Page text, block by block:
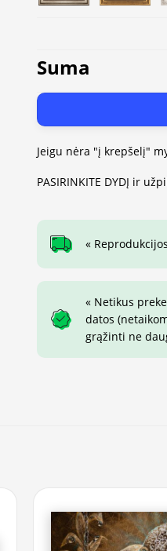
Suma
Jeigu nėra "į krepšelį"
PASIRINKITE DYDĮ ir
«
« Netikus
datos
grąžinti ne